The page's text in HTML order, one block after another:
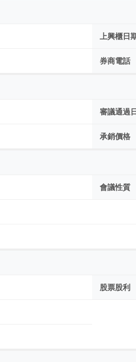
上興櫃日
券商電話
審議通過
承銷價格
會議性質
股票股利